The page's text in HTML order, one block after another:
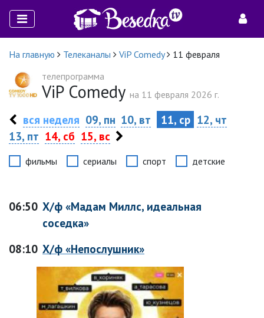
На главную Телеканалы ViP Comedy
11 февраля
телепрограмма
ViP Comedy на 11 февраля 2026 г.
вся неделя 09, пн 10, вт 11, ср 12, чт
13, пт 14, сб 15, вс
фильмы сериалы спорт детские
06:50 Х/ф «Мадам Миллс, идеальная
соседка»
08:10 Х/ф «Непослушник»